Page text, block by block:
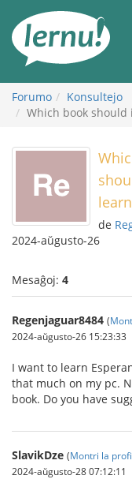
enhavo
Forumo
Konsultejo
Which book should
de
2024-aŭgusto-26
Mesaĝoj: 4
Regenjaguar8484 (
2024-aŭgusto-26 15:23:33
I want to learn
that much on my pc.
book. Do you have
SlavikDze (Montri la
2024-aŭgusto-28 07:12:11